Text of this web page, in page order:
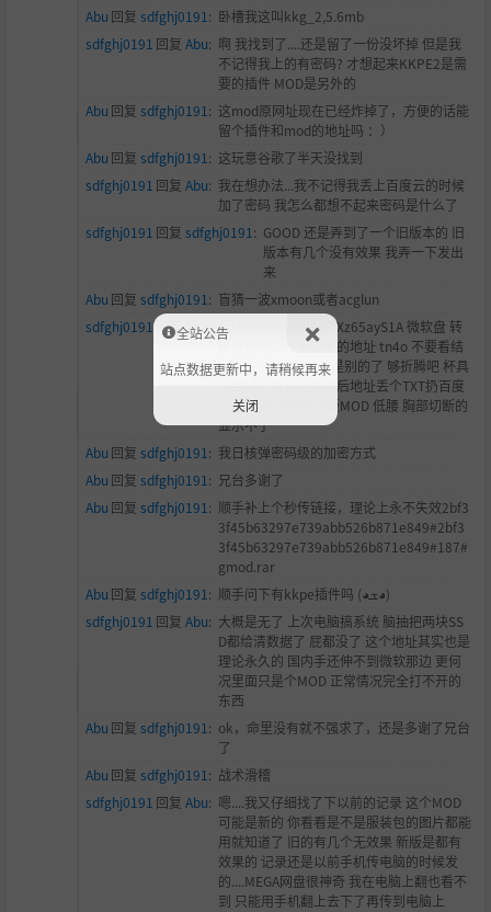
Abu 回复 sdfghj0191 : 卧槽我这叫kkg_2,5.6mb
sdfghj0191 回复 Abu: 啊 我找到了....还是留了一份没坏掉 但是我
不记得我上的有密码? 才想起来KKPE2是需
要的插件 MOD是另外的
Abu 回复 sdfghj0191 : 这mod原网址现在已经炸掉了，方便的话能
留个插件和mod的地址吗 ：）
Abu 回复 sdfghj0191 : 这玩意谷歌了半天没找到
sdfghj0191 回复 Abu: 我在想办法...我不记得我丢上百度云的时候
加了密码 我怎么都想不起来密码是什么了
sdfghj0191 回复 sdfghj0191 : GOOD 还是弄到了一个旧版本的 旧
版本有几个没有效果 我弄一下发出
来
Abu 回复 sdfghj0191 : 盲猜一波xmoon或者acglun
sdfghj0191
回复Abu: /s/10LQm-Y5AIiV07Xz65ayS1A 微软盘 转
换过的可以不用提子的地址 tn4o 不要看结
尾是.MP3 下下来就是别的了 够折腾吧 杯具
传到墙外再转进来然后地址丢个TXT扔百度
云里面 只可惜是旧版MOD 低腰 胸部切断的
显示不了
Abu 回复 sdfghj0191 : 我日核弹密码级的加密方式
Abu 回复 sdfghj0191 : 兄台多谢了
Abu 回复 sdfghj0191 : 顺手补上个秒传链接，理论上永不失效2bf3
3f45b63297e739abb526b871e849#2bf3
3f45b63297e739abb526b871e849#187#
gmod.rar
Abu 回复 sdfghj0191 :
顺手问下有kkpe插件吗 (◕ܫ◕)
sdfghj0191 回复 Abu: 大概是无了 上次电脑搞系统 脑抽把两块SS
D都给清数据了 屁都没了 这个地址其实也是
理论永久的 国内手还伸不到微软那边 更何
况里面只是个MOD 正常情况完全打不开的
东西
Abu 回复 sdfghj0191 : ok，命里没有就不强求了，还是多谢了兄台
了
Abu 回复 sdfghj0191 : 战术滑稽
sdfghj0191 回复 Abu: 嗯....我又仔细找了下以前的记录 这个MOD
可能是新的 你看看是不是服装包的图片都能
用就知道了 旧的有几个无效果 新版是都有
效果的 记录还是以前手机传电脑的时候发
的....MEGA网盘很神奇 我在电脑上翻也看不
到 只能用手机翻上去下了再传到电脑上
全站公告
站点数据更新中，请稍候再来
关闭